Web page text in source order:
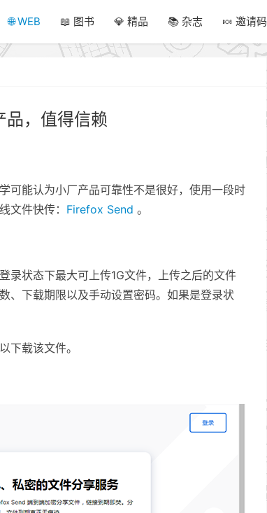
🌐 WEB 📖 图书 💎 精品 📚 杂志 🍬 邀请码
，值得信赖
可能认为小厂产品可靠性不是很好，使用一段时
文件快传： Firefox Send 。
录状态下最大可上传1G文件，上传之后的文件
、下载期限以及手动设置密码。如果是登录状
下载该文件。